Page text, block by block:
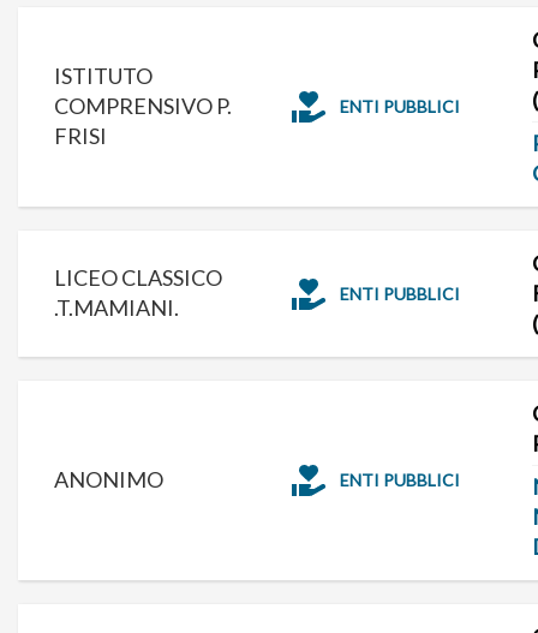
ISTITUTO
COMPRENSIVO P.
FRISI
ENTI PUBBLICI
LICEO CLASSICO
.T.MAMIANI.
ENTI PUBBLICI
ANONIMO ENTI PUBBLICI